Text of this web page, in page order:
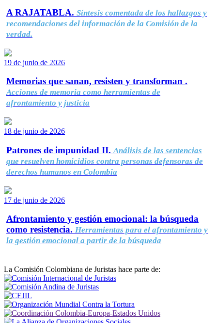
A RAJATABLA. Síntesis comentada de los hallazgos y
recomendaciones del información de la Comisión de la
verdad.
19 de junio de 2026
Memorias que sanan, resisten y transforman .
Acciones de memoria como herramientas de
afrontamiento y justicia
18 de junio de 2026
Patrones de impunidad II. Análisis de las sentencias
que resuelven homicidios contra personas defensoras de
derechos humanos en Colombia
17 de junio de 2026
Afrontamiento y gestión emocional: la búsqueda
como resistencia. Herramientas para el afrontamiento y
la gestión emocional a partir de la búsqueda
La Comisión Colombiana de Juristas hace parte de: